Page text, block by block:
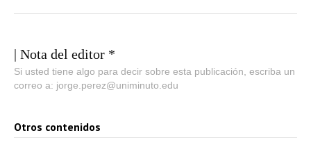
| Nota del editor *
Si usted tiene algo para decir sobre esta publicación, escriba un
correo a: jorge.perez@uniminuto.edu
Otros contenidos